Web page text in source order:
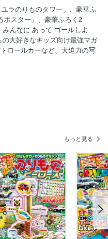
ゼント!!
ののひみつ］にもつを はこ
とうじょう!!
・ふね・そのたのページ】
きに しょうぼうの のりもの
のひみつ］パウ・パトロール
ーザーと ブルドーザーを く
・ふね・そのたのページ】
』に いってきたよ♪
のページ】【ひこうき・ふ
］いろんな ところへ いけ
のページ】［ニュース］きか
わてつどうを はしる!!
ス］みんなだいすき！ きか
ラのりものタワー」、豪華ふ
ポスター」、豪華ふろく2
んなに あって ゴールしよ
大好きなキッズ向け最強マガ
ロールカーなど、大迫力の写
もっと見る